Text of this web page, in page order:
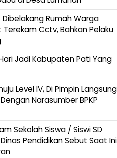
Rumah Warga
Cctv, Bahkan Pelaku
Jadi Kabupaten Pati Yang
Level IV, Di Pimpin Langsung
Narasumber BPKP
Sekolah Siswa / Siswi SD
Pendidikan Sebut Saat Ini